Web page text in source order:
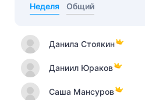
Неделя Общий
Данила Стоякин
Даниил Юраков
Саша Мансуров